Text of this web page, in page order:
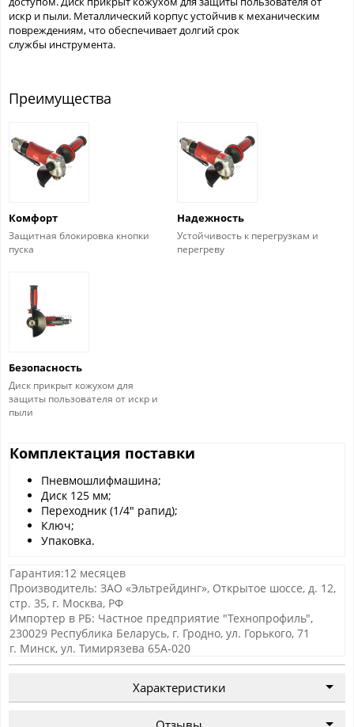
искр и пыли. Металлический корпус устойчив к механическим
повреждениям, что обеспечивает долгий срок
службы инструмента.
Преимущества
Комфорт
Защитная блокировка кнопки
пуска
Надежность
Устойчивость к перегрузкам и
перегреву
Безопасность
Диск прикрыт кожухом для
защиты пользователя от искр и
пыли
Комплектация поставки
Пневмошлифмашина;
Диск 125 мм;
Переходник (1/4" рапид);
Ключ;
Упаковка.
Гарантия:12 месяцев
Производитель: ЗАО «Эльтрейдинг», Открытое шоссе, д. 12,
стр. 35, г. Москва, РФ
Импортер в РБ: Частное предприятие "Технопрофиль",
230029 Республика Беларусь, г. Гродно, ул. Горького, 71
г. Минск, ул. Тимирязева 65А-020
Характеристики